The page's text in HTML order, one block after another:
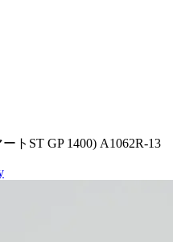
トST GP 1400) A1062R-13